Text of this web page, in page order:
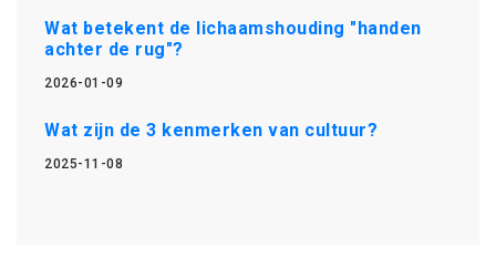
Wat betekent de lichaamshouding "handen
achter de rug"?
2026-01-09
Wat zijn de 3 kenmerken van cultuur?
2025-11-08